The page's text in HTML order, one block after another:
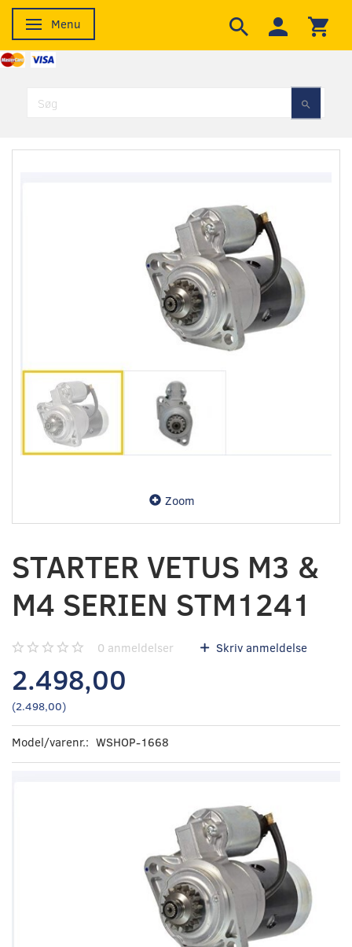
Skifte navigation
Menu
Zoom
STARTER VETUS M3 &
M4 SERIEN STM1241
0 anmeldelser Skriv anmeldelse
2.498,00
(2.498,00)
Model/varenr.: WSHOP-1668